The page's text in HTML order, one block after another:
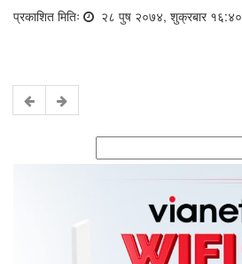
प्रकाशित मितिः २८ पुष २०७४, शुक्रबार १६:४०
for: